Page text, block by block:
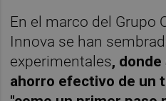
En el marco del Grupo
Innova se han
experimentales,
ahorro efectivo de un